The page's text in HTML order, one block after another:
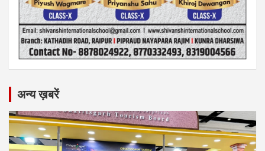
अन्य ख़बरें